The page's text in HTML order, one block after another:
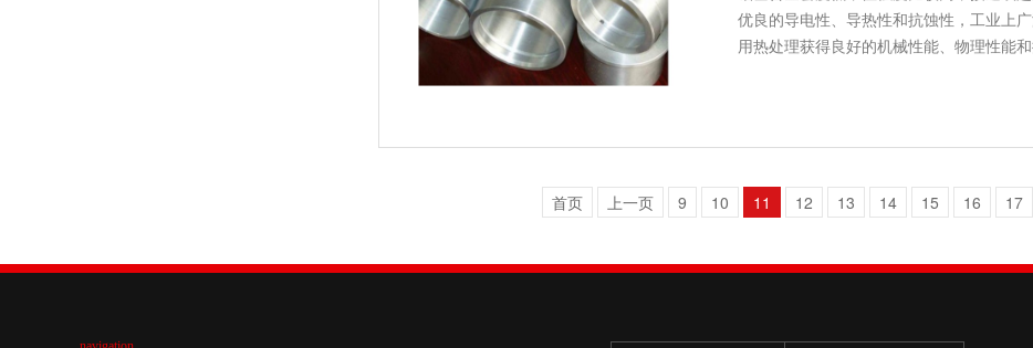
优良的导电性、导热性和抗蚀性，工业上
用热处理获得良好的机械性能、物理性能
首页 上一页 9 10 11 12 13 14 15 16 17